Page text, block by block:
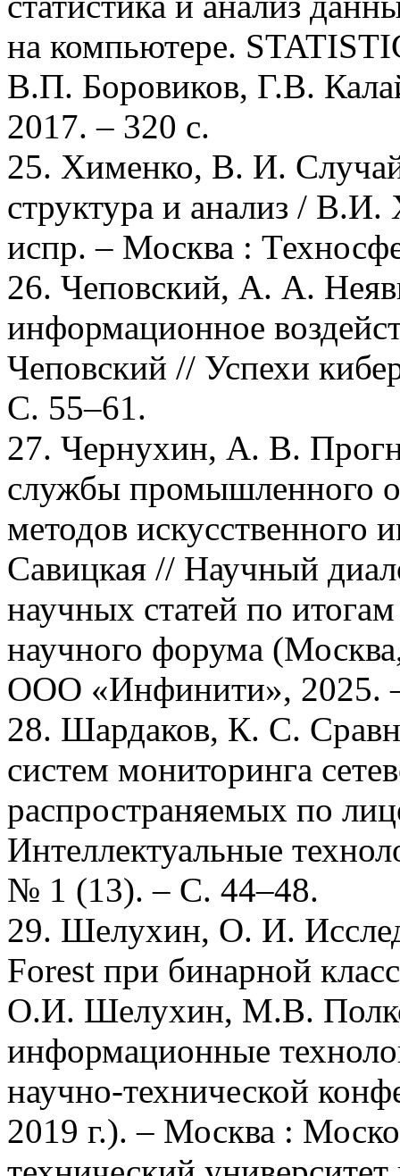
на компьютере.
В.П. Боровиков, Г.В.
2017. – 320 с.
25. Хименко, В. И.
структура и анализ /
испр. – Москва :
26. Чеповский, А. А.
информационное
Чеповский // Успехи
С. 55–61.
27. Чернухин, А. В.
службы промышленного
методов
Савицкая // Научный
научных статей по
научного форума
ООО «Инфинити», 2025.
28. Шардаков, К. С.
систем мониторинга
распространяемых по
Интеллектуальные
№ 1 (13). – С. 44–48.
29. Шелухин, О. И.
Forest при бинарной
О.И. Шелухин, М.В.
информационные
научно-технической
2019 г.). – Москва :